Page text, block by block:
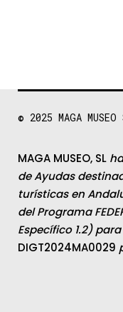
© 2025 MAGA MUSEO
MAGA MUSEO, SL
de Ayudas
turísticas en
del Programa
Específico 1.2) para
DIGT2024MA0029